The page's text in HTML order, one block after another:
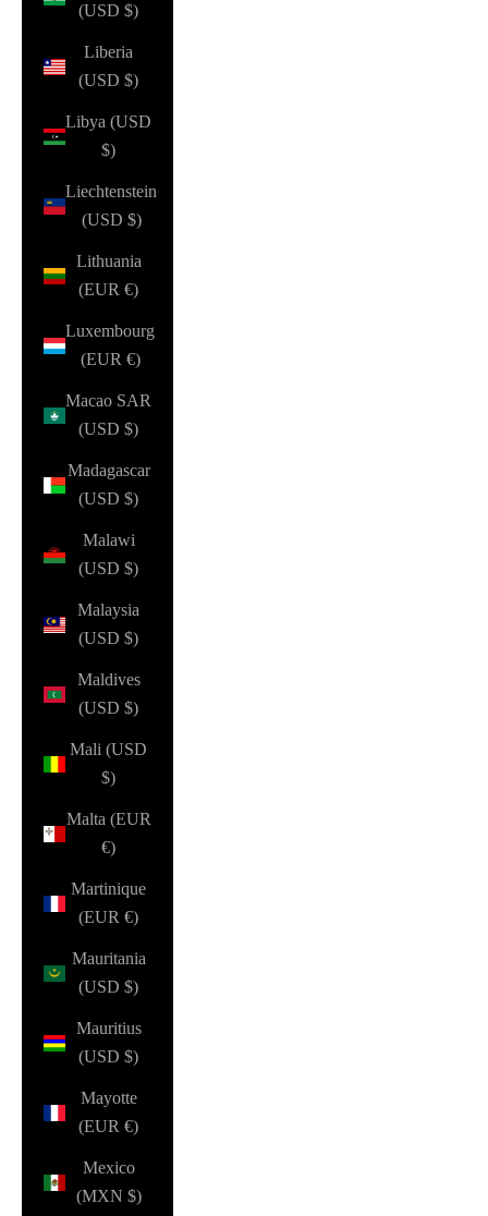
(USD $)
Liberia
(USD $)
Libya (USD
$)
Liechtenstein
(USD $)
Lithuania
(EUR €)
Luxembourg
(EUR €)
Macao SAR
(USD $)
Madagascar
(USD $)
Malawi
(USD $)
Malaysia
(USD $)
Maldives
(USD $)
Mali (USD
$)
Malta (EUR
€)
Martinique
(EUR €)
Mauritania
(USD $)
Mauritius
(USD $)
Mayotte
(EUR €)
Mexico
(MXN $)